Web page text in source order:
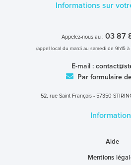
Informations sur
Appelez-nous au : 03 87
(appel local du mardi au samedi de 9h15 à
E-mail :
Par formulaire
52, rue Saint François - 57350
Aide
Mentions